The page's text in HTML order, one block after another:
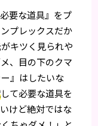
要な道具』をプ
プレックスだか
キツく見られや
、目の下のクマ
』はしたいな
して必要な道具を
けど絶対ではな